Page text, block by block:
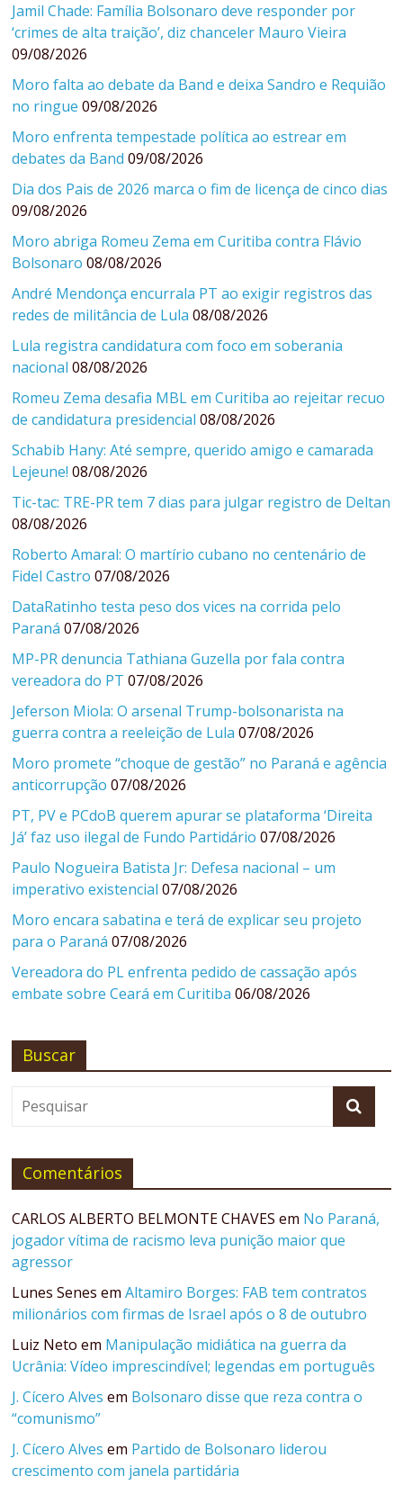
Jamil Chade: Família Bolsonaro deve responder por
‘crimes de alta traição’, diz chanceler Mauro Vieira
09/08/2026
Moro falta ao debate da Band e deixa Sandro e Requião
no ringue 09/08/2026
Moro enfrenta tempestade política ao estrear em
debates da Band 09/08/2026
Dia dos Pais de 2026 marca o fim de licença de cinco dias
09/08/2026
Moro abriga Romeu Zema em Curitiba contra Flávio
Bolsonaro 08/08/2026
André Mendonça encurrala PT ao exigir registros das
redes de militância de Lula 08/08/2026
Lula registra candidatura com foco em soberania
nacional 08/08/2026
Romeu Zema desafia MBL em Curitiba ao rejeitar recuo
de candidatura presidencial 08/08/2026
Schabib Hany: Até sempre, querido amigo e camarada
Lejeune! 08/08/2026
Tic-tac: TRE-PR tem 7 dias para julgar registro de Deltan
08/08/2026
Roberto Amaral: O martírio cubano no centenário de
Fidel Castro 07/08/2026
DataRatinho testa peso dos vices na corrida pelo
Paraná 07/08/2026
MP-PR denuncia Tathiana Guzella por fala contra
vereadora do PT 07/08/2026
Jeferson Miola: O arsenal Trump-bolsonarista na
guerra contra a reeleição de Lula 07/08/2026
Moro promete “choque de gestão” no Paraná e agência
anticorrupção 07/08/2026
PT, PV e PCdoB querem apurar se plataforma ‘Direita
Já’ faz uso ilegal de Fundo Partidário 07/08/2026
Paulo Nogueira Batista Jr: Defesa nacional – um
imperativo existencial 07/08/2026
Moro encara sabatina e terá de explicar seu projeto
para o Paraná 07/08/2026
Vereadora do PL enfrenta pedido de cassação após
embate sobre Ceará em Curitiba 06/08/2026
Buscar
Comentários
CARLOS ALBERTO BELMONTE CHAVES em No Paraná,
jogador vítima de racismo leva punição maior que
agressor
Lunes Senes emAltamiro Borges: FAB tem contratos
milionários com firmas de Israel após o 8 de outubro
Luiz Neto em Manipulação midiática na guerra da
Ucrânia: Vídeo imprescindível; legendas em português
J. Cícero Alves em Bolsonaro disse que reza contra o
“comunismo”
J. Cícero Alves em Partido de Bolsonaro liderou
crescimento com janela partidária